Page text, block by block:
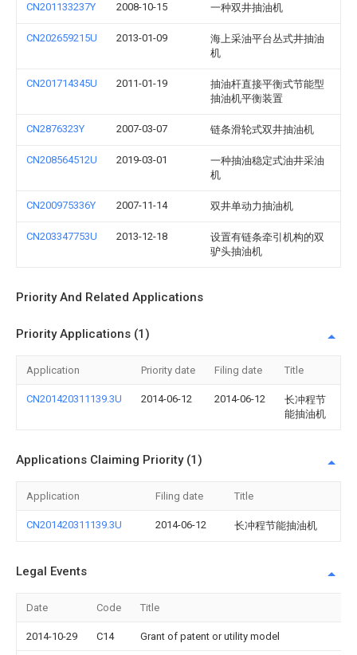
CN201133237Y 2008-10-15 一种双井抽油机
CN202659215U 2013-01-09
海上采油平台丛式井抽油
机
CN201714345U 2011-01-19
抽油杆直接平衡式节能型
抽油机平衡装置
CN2876323Y 2007-03-07 链条滑轮式双井抽油机
CN208564512U 2019-03-01
一种抽油稳定式油井采油
机
CN200975336Y 2007-11-14 双井单动力抽油机
CN203347753U 2013-12-18
设置有链条牵引机构的双
驴头抽油机
Priority And Related Applications
Priority Applications (1)
Application Priority date Filing date Title
CN201420311139.3U 2014-06-12 2014-06-12
长冲程节
能抽油机
Applications Claiming Priority (1)
Application Filing date Title
CN201420311139.3U 2014-06-12 长冲程节能抽油机
Legal Events
Date Code Title
2014-10-29 C14 Grant of patent or utility model